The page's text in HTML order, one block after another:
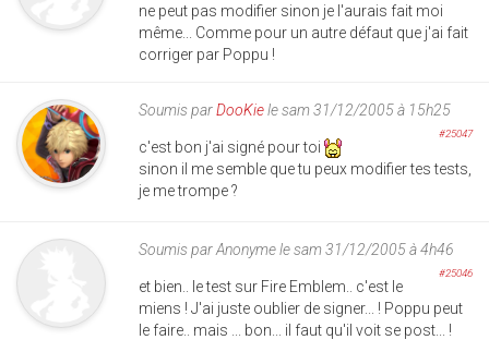
ne peut pas modifier sinon je l'aurais fait moi
même... Comme pour un autre défaut que j'ai fait
corriger par Poppu !
Soumis parDooKiele sam 31/12/2005 à 15h25
#25047
c'est bon j'ai signé pour toi
sinon il me semble que tu peux modifier tes tests,
je me trompe ?
Soumis parAnonymele sam 31/12/2005 à 4h46
#25046
et bien.. le test sur Fire Emblem.. c'est le
miens ! J'ai juste oublier de signer... ! Poppu peut
le faire.. mais ... bon... il faut qu'il voit se post... !